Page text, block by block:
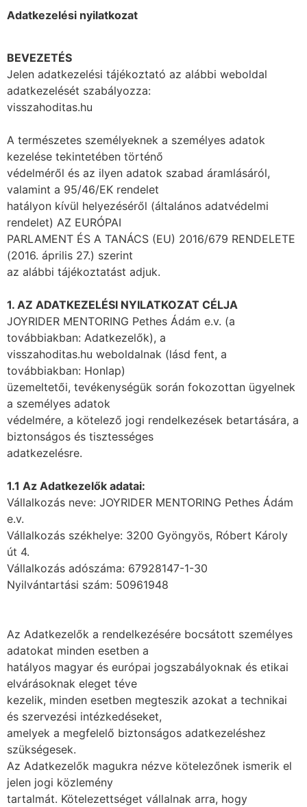
Adatkezelési nyilatkozat
BEVEZETÉS
Jelen adatkezelési tájékoztató az alábbi weboldal
adatkezelését szabályozza:
visszahoditas.hu
A természetes személyeknek a személyes adatok
kezelése tekintetében történő
védelméről és az ilyen adatok szabad áramlásáról,
valamint a 95/46/EK rendelet
hatályon kívül helyezéséről (általános adatvédelmi
rendelet) AZ EURÓPAI
PARLAMENT ÉS A TANÁCS (EU) 2016/679 RENDELETE
(2016. április 27.) szerint
az alábbi tájékoztatást adjuk.
1. AZ ADATKEZELÉSI NYILATKOZAT CÉLJA
JOYRIDER MENTORING Pethes Ádám e.v. (a
továbbiakban: Adatkezelők), a
visszahoditas.hu weboldalnak (lásd fent, a
továbbiakban: Honlap)
üzemeltetői, tevékenységük során fokozottan ügyelnek
a személyes adatok
védelmére, a kötelező jogi rendelkezések betartására, a
biztonságos és tisztességes
adatkezelésre.
1.1 Az Adatkezelők adatai:
Vállalkozás neve: JOYRIDER MENTORING Pethes Ádám
e.v.
Vállalkozás székhelye: 3200 Gyöngyös, Róbert Károly
út 4.
Vállalkozás adószáma: 67928147-1-30
Nyilvántartási szám: 50961948
Az Adatkezelők a rendelkezésére bocsátott személyes
adatokat minden esetben a
hatályos magyar és európai jogszabályoknak és etikai
elvárásoknak eleget téve
kezelik, minden esetben megteszik azokat a technikai
és szervezési intézkedéseket,
amelyek a megfelelő biztonságos adatkezeléshez
szükségesek.
Az Adatkezelők magukra nézve kötelezőnek ismerik el
jelen jogi közlemény
tartalmát. Kötelezettséget vállalnak arra, hogy